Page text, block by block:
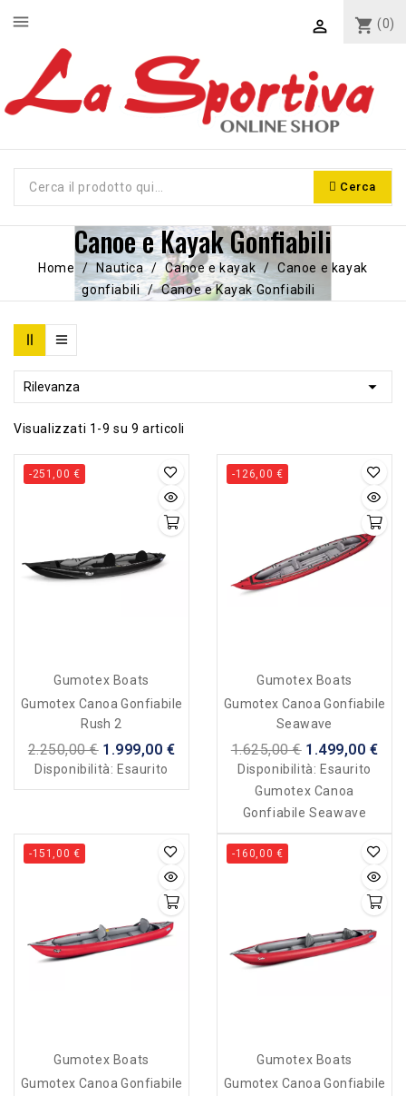
shopping_cart (0)

Cerca
menu
Canoe e Kayak Gonfiabili
Home Nautica Canoe e kayak
Canoe e kayak
gonfiabili
Canoe e Kayak Gonfiabili
Rilevanza 
Visualizzati 1-9 su 9 articoli
-251,00 €
Gumotex Boats
Gumotex Canoa Gonfiabile
Rush 2
2.250,00 € 1.999,00 €
Disponibilità: Esaurito
-126,00 €
Gumotex Boats
Gumotex Canoa Gonfiabile
Seawave
1.625,00 € 1.499,00 €
Disponibilità: Esaurito
Gumotex Canoa
Gonfiabile Seawave
-151,00 €
Gumotex Boats
Gumotex Canoa Gonfiabile
-160,00 €
Gumotex Boats
Gumotex Canoa Gonfiabile